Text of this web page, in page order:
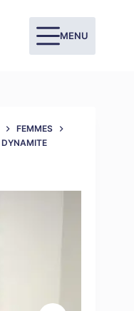
MENU
FEMMES
DYNAMITE